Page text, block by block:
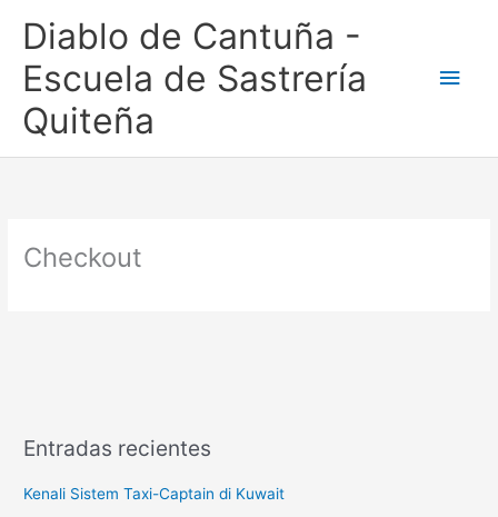
Diablo de Cantuña -
Escuela de Sastrería
Quiteña
Checkout
Entradas recientes
Kenali Sistem Taxi-Captain di Kuwait